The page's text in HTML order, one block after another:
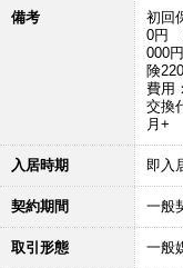
備考
初回
0円
000
険
費用
交換
月+
入居時期 即入
契約期間 一般
取引形態 一般